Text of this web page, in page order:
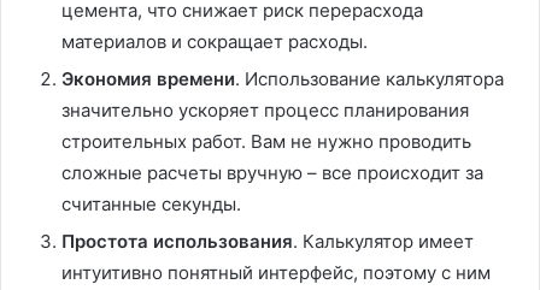
цемента, что снижает риск перерасхода
материалов и сокращает расходы.
Экономия времени. Использование калькулятора
значительно ускоряет процесс планирования
строительных работ. Вам не нужно проводить
сложные расчеты вручную – все происходит за
считанные секунды.
Простота использования. Калькулятор имеет
интуитивно понятный интерфейс, поэтому с ним